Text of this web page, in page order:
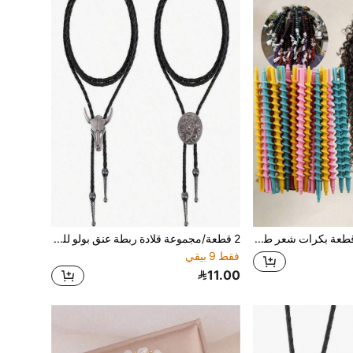
1 قطعة/20 قطعة بكرات شعر طويلة بألوان عشوائية، مجعدات شعر، مجعدات شعر حلزونية، أدوات تصفيف الشعر DIY، إكسسوارات شعر للنساء، مصفف الشعر
2 قطعة/مجموعة قلادة ربطة عنق بولو للرجال بأسلوب غربي كاوبوي، ربطة عنق جلدية مصنوعة يدويًا، ربطة عنق بولو بأسلوب عتيق، مناسبة للنساء
فقط 9 بيقي
11.00